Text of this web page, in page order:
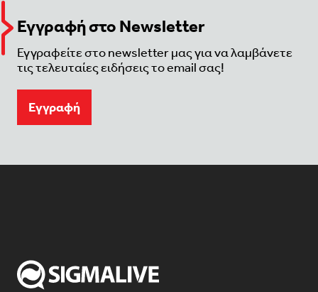
Εγγραφή στο Newsletter
Εγγραφείτε στο newsletter μας για να λαμβάνετε
τις τελευταίες ειδήσεις το email σας!
Eγγραφή